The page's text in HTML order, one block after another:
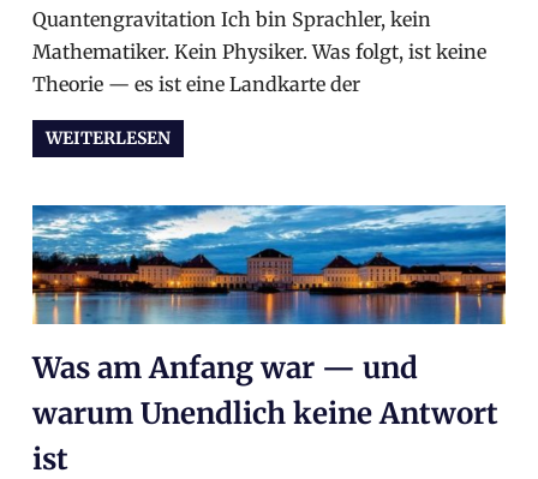
Quantengravitation Ich bin Sprachler, kein
Mathematiker. Kein Physiker. Was folgt, ist keine
Theorie — es ist eine Landkarte der
WEITERLESEN
Was am Anfang war — und
warum Unendlich keine Antwort
ist